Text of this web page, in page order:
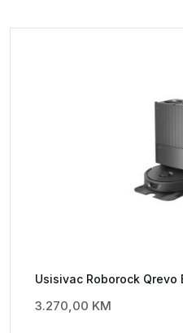
Usisivac Roborock Qrevo
3.270,00 KM